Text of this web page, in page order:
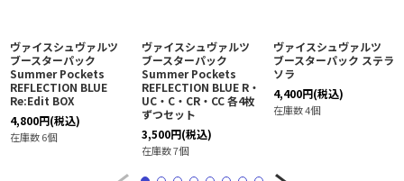
ヴァイスシュヴァルツ
ブースターパック
Summer Pockets
REFLECTION BLUE
Re:Edit BOX
4,800円(税込)
在庫数 6個
ヴァイスシュヴァルツ
ブースターパック
Summer Pockets
REFLECTION BLUE R・
UC・C・CR・CC 各4枚
ずつセット
3,500円(税込)
在庫数 7個
ヴァイスシュヴァルツ
ブースターパック ステラ
ソラ
4,400円(税込)
在庫数 4個